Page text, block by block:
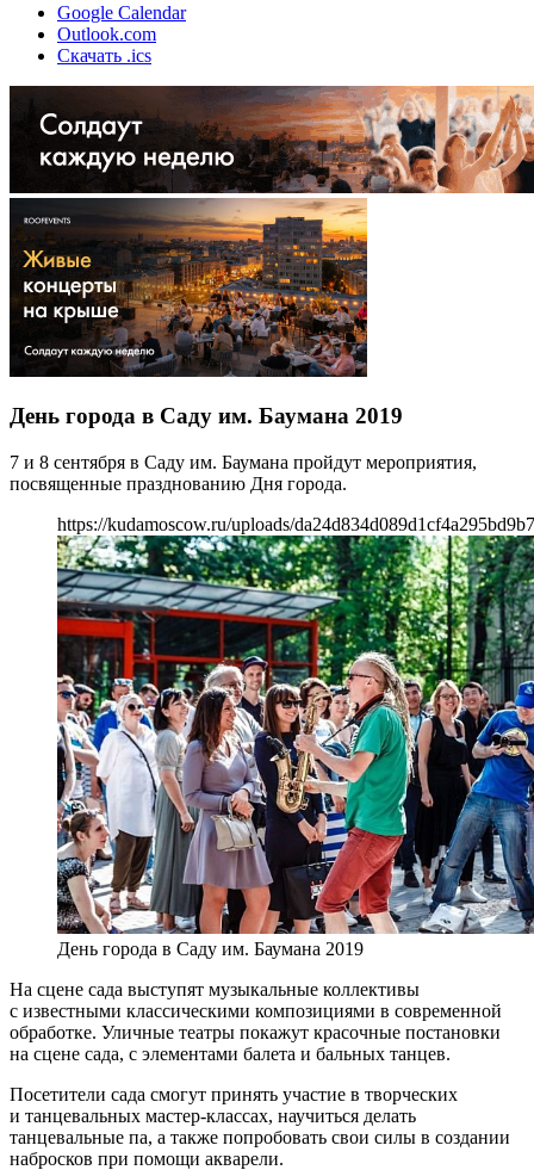
Google Calendar
Outlook.com
Скачать .ics
День города в Саду им. Баумана 2019
7 и 8 сентября в Саду им. Баумана пройдут мероприятия,
посвященные празднованию Дня города.
https://kudamoscow.ru/uploads/
День города в Саду им. Баумана 2019
На сцене сада выступят музыкальные коллективы
с известными классическими композициями в современной
обработке. Уличные театры покажут красочные постановки
на сцене сада, с элементами балета и бальных танцев.
Посетители сада смогут принять участие в творческих
и танцевальных мастер-классах, научиться делать
танцевальные па, а также попробовать свои силы в создании
набросков при помощи акварели.